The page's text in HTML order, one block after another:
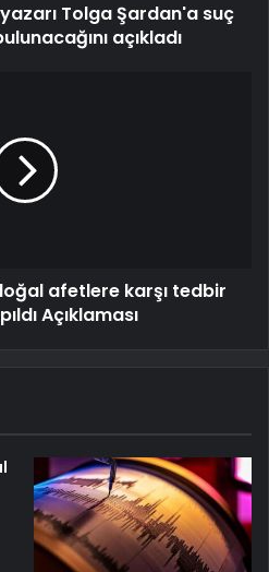
yazarı Tolga Şardan'a suç
açıkladı
afetlere karşı tedbir
Açıklaması